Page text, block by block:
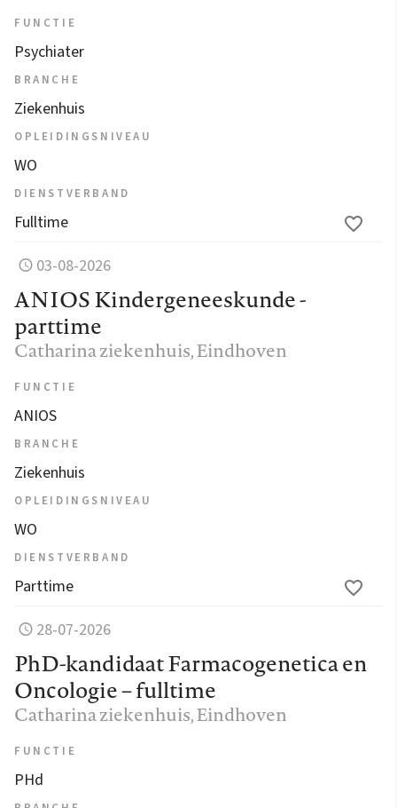
FUNCTIE
Psychiater
BRANCHE
Ziekenhuis
OPLEIDINGSNIVEAU
WO
DIENSTVERBAND
Fulltime
03-08-2026
ANIOS Kindergeneeskunde -
parttime
Catharina ziekenhuis, Eindhoven
FUNCTIE
ANIOS
BRANCHE
Ziekenhuis
OPLEIDINGSNIVEAU
WO
DIENSTVERBAND
Parttime
28-07-2026
PhD-kandidaat Farmacogenetica en
Oncologie – fulltime
Catharina ziekenhuis, Eindhoven
FUNCTIE
PHd